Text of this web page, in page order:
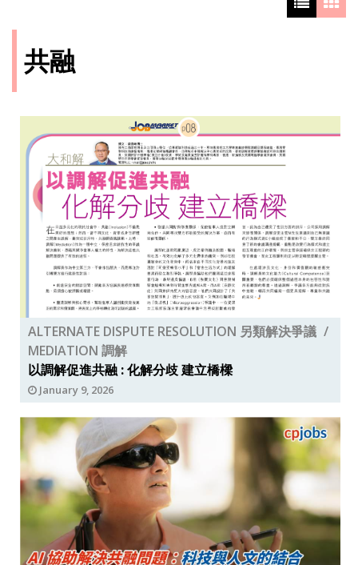
共融
ALTERNATE DISPUTE RESOLUTION 另類解決爭議
MEDIATION 調解
以調解促進共融 : 化解分歧 建立橋樑
January 9, 2026